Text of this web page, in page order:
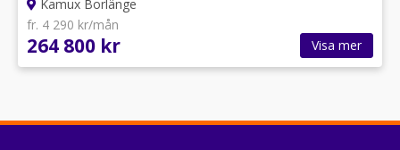
Kamux Borlänge
fr. 4 290 kr/mån
264 800 kr Visa mer